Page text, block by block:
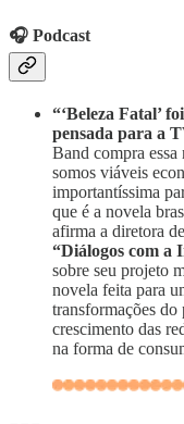
🎧 Podcast
“‘Beleza Fatal’
pensada para a
Band compra
somos viáveis
importantíssima
que é a novela
afirma a diretora
“Diálogos com a
sobre seu projeto
novela feita para
transformações
crescimento das
na forma de